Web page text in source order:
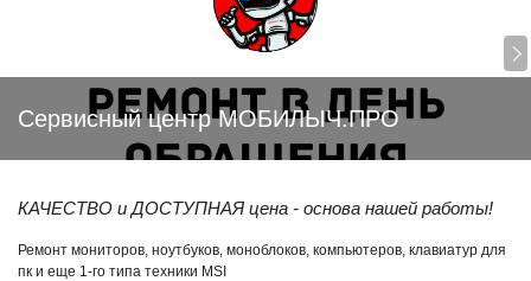
Сервисный центр МОБИЛЫЧ.ПРО
КАЧЕСТВО и ДОСТУПНАЯ цена - основа нашей работы!
Ремонт мониторов, ноутбуков, моноблоков, компьютеров, клавиатур для
пк и еще 1-го типа техники MSI